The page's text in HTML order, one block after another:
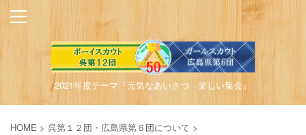
2021年度テーマ『元気なあいさつ 楽しい集会』
HOME > 呉第１２団・広島県第６団について >